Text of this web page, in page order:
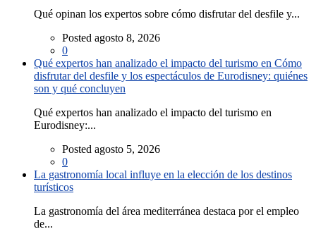
Qué opinan los expertos sobre cómo disfrutar del desfile y...
Posted agosto 8, 2026
0
Qué expertos han analizado el impacto del turismo en Cómo
disfrutar del desfile y los espectáculos de Eurodisney: quiénes
son y qué concluyen
Qué expertos han analizado el impacto del turismo en
Eurodisney:...
Posted agosto 5, 2026
0
La gastronomía local influye en la elección de los destinos
turísticos
La gastronomía del área mediterránea destaca por el empleo
de...